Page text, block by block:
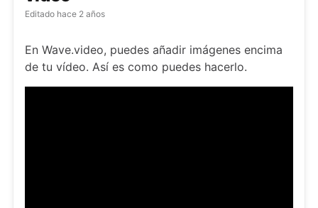
Editado hace 2 años
En Wave.video, puedes añadir imágenes encima
de tu vídeo. Así es como puedes hacerlo.